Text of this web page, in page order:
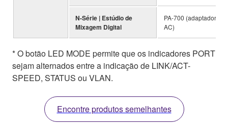
N-Série | Estúdio de
Mixagem Digital
PA-700 (adaptador
AC)
* O botão LED MODE permite que os indicadores PORT
sejam alternados entre a indicação de LINK/ACT-
SPEED, STATUS ou VLAN.
Encontre produtos semelhantes